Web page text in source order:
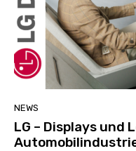
NEWS
LG – Displays und